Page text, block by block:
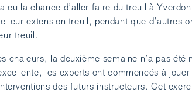
eu la chance d’aller faire du treuil à
leur extension treuil, pendant que d’autres
treuil.
chaleurs, la deuxième semaine n’a pas été
les experts ont commencés à
des futurs instructeurs. Cet